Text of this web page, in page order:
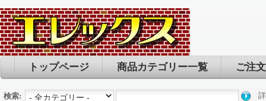
トップページ 商品カテゴリー一覧 ご注
検索: